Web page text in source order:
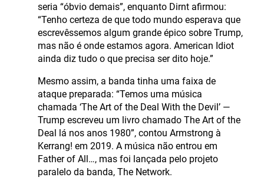
seria “óbvio demais”, enquanto Dirnt afirmou:
“Tenho certeza de que todo mundo esperava que
escrevêssemos algum grande épico sobre Trump,
mas não é onde estamos agora. American Idiot
ainda diz tudo o que precisa ser dito hoje.”
Mesmo assim, a banda tinha uma faixa de
ataque preparada: “Temos uma música
chamada ‘The Art of the Deal With the Devil’ —
Trump escreveu um livro chamado The Art of the
Deal lá nos anos 1980”, contou Armstrong à
Kerrang! em 2019. A música não entrou em
Father of All…, mas foi lançada pelo projeto
paralelo da banda, The Network.